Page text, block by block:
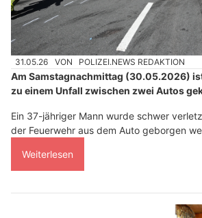
31.05.26 VON POLIZEI.NEWS REDAKTION
Am Samstagnachmittag (30.05.2026)
zu einem Unfall zwischen zwei Autos
Ein 37-jähriger Mann wurde schwer
der Feuerwehr aus dem Auto geborgen
Weiterlesen